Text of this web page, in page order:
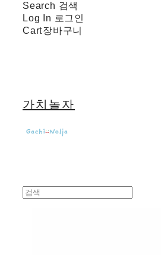
Search 검색
Log In 로그인
Cart장바구니
가치놀자